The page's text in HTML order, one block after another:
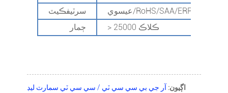
سرٽيفڪيٽ
عيسوي/RoHS/SAA/ERP/ETL/DOE
ڄمار
> 25000 ڪلاڪ
اڳيون: آر جي بي سي سي ٽي / سي سي ٽي سمارٽ ليڊ